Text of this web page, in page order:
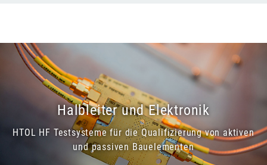
Halbleiter und Elektronik
HTOL HF Testsysteme für die Qualifizierung von aktiven
und passiven Bauelementen